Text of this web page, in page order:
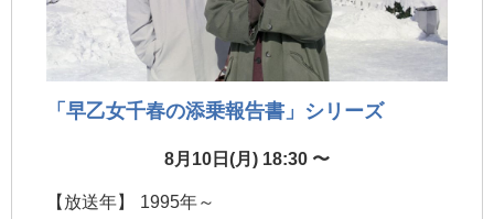
「早乙女千春の添乗報告書」シリーズ
8月10日(月) 18:30 〜
【放送年】
1995年～